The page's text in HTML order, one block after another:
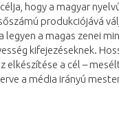
hogy a magyar
produkciójává
legyen a magas zenei
kifejezéseknek.
elkészítése a cél –
a média irányú